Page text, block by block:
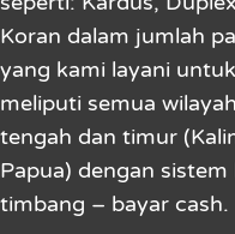
Koran dalam jumlah
yang kami layani
meliputi semua
tengah dan timur
Papua) dengan
timbang – bayar cash.